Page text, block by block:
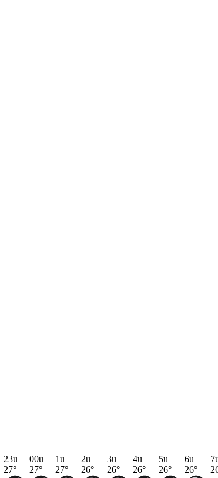
23u
27°
00u
27°
1u
27°
2u
26°
3u
26°
4u
26°
5u
26°
6u
26°